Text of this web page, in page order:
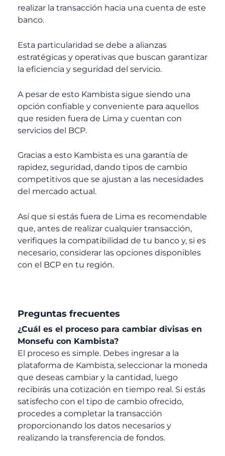
realizar la transacción hacia una cuenta de este
banco.
Esta particularidad se debe a alianzas
estratégicas y operativas que buscan garantizar
la eficiencia y seguridad del servicio.
A pesar de esto Kambista sigue siendo una
opción confiable y conveniente para aquellos
que residen fuera de Lima y cuentan con
servicios del BCP.
Gracias a esto Kambista es una garantía de
rapidez, seguridad, dando tipos de cambio
competitivos que se ajustan a las necesidades
del mercado actual.
Así que si estás fuera de Lima es recomendable
que, antes de realizar cualquier transacción,
verifiques la compatibilidad de tu banco y, si es
necesario, considerar las opciones disponibles
con el BCP en tu región.
Preguntas frecuentes
¿Cuál es el proceso para cambiar divisas en
Monsefu con Kambista?
El proceso es simple. Debes ingresar a la
plataforma de Kambista, seleccionar la moneda
que deseas cambiar y la cantidad, luego
recibirás una cotización en tiempo real. Si estás
satisfecho con el tipo de cambio ofrecido,
procedes a completar la transacción
proporcionando los datos necesarios y
realizando la transferencia de fondos.